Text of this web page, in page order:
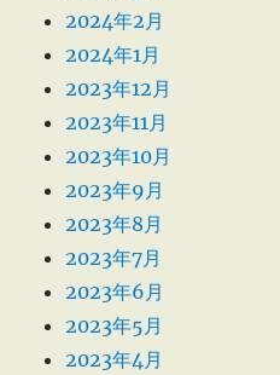
2024年2月
2024年1月
2023年12月
2023年11月
2023年10月
2023年9月
2023年8月
2023年7月
2023年6月
2023年5月
2023年4月